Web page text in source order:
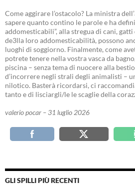
Come aggirare l’ostacolo? La ministra
sapere quanto contino le parole e ha
addomesticabili”, alla stregua di cani,
de3lla loro addomesticabilità, possono
luoghi di soggiorno. Finalmente, come
potrete tenere nella vostra vasca da
piscina – senza tema di nuocere alla
d’incorrere negli strali degli animalisti –
nilotico. Basterà ricordarsi, ci
tanto e di lisciargli/le le scaglie della
valerio pocar – 31 luglio 2026
GLI SPILLI PIÙ RECENTI